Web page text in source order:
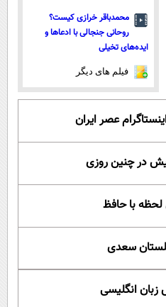
محمدباقر خرازی کیست؟
روحانی جنجالی با ادعاها و
ایده‌های تخیلی
فیلم های دیگر
عصر ایران
لحظه با حافظ
سعدی
زبان انگلیسی